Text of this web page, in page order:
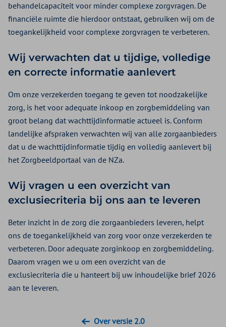
behandelcapaciteit voor minder complexe zorgvragen. De
financiële ruimte die hierdoor ontstaat, gebruiken wij om de
toegankelijkheid voor complexe zorgvragen te verbeteren.
Wij verwachten dat u tijdige, volledige
en correcte informatie aanlevert
Om onze verzekerden toegang te geven tot noodzakelijke
zorg, is het voor adequate inkoop en zorgbemiddeling van
groot belang dat wachttijdinformatie actueel is. Conform
landelijke afspraken verwachten wij van alle zorgaanbieders
dat u de wachttijdinformatie tijdig en volledig aanlevert bij
het Zorgbeeldportaal van de NZa.
Wij vragen u een overzicht van
exclusiecriteria bij ons aan te leveren
Beter inzicht in de zorg die zorgaanbieders leveren, helpt
ons de toegankelijkheid van zorg voor onze verzekerden te
verbeteren. Door adequate zorginkoop en zorgbemiddeling.
Daarom vragen we u om een overzicht van de
exclusiecriteria die u hanteert bij uw inhoudelijke brief 2026
aan te leveren.
Over versie 2.0